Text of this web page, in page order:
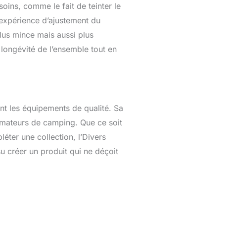
comme le fait de teinter le
d’ajustement du
mince mais aussi plus
de l’ensemble tout en
les équipements de qualité. Sa
de camping. Que ce soit
une collection, l’Divers
créer un produit qui ne déçoit